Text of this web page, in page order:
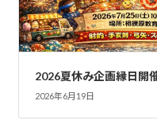
2026夏休み企画縁日開
2026年6月19日